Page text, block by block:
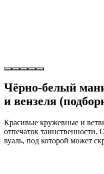
Чёрно-белый
и вензеля
Красивые кружевные и
отпечаток
вуаль, под которой может